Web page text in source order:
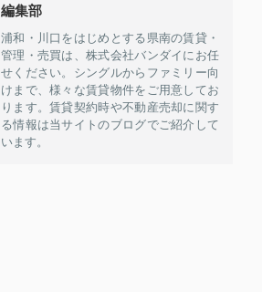
編集部
浦和・川口をはじめとする県南の賃貸・
管理・売買は、株式会社バンダイにお任
せください。シングルからファミリー向
けまで、様々な賃貸物件をご用意してお
ります。賃貸契約時や不動産売却に関す
る情報は当サイトのブログでご紹介して
います。